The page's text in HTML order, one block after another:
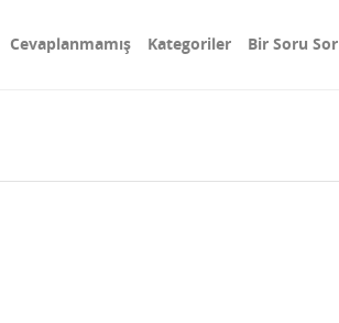
Cevaplanmamış Kategoriler Bir Soru Sor